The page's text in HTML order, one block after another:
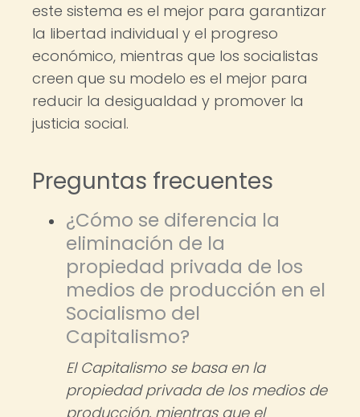
este sistema es el mejor para garantizar
la libertad individual y el progreso
económico, mientras que los socialistas
creen que su modelo es el mejor para
reducir la desigualdad y promover la
justicia social.
Preguntas frecuentes
¿Cómo se diferencia la
eliminación de la
propiedad privada de los
medios de producción en el
Socialismo del
Capitalismo?
El Capitalismo se basa en la
propiedad privada de los medios de
producción, mientras que el